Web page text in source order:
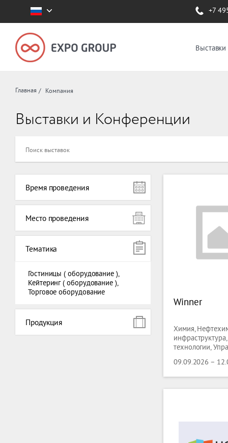
+7
Главная Компания
Выставки и Конференции
Время проведения
Место проведения
Тематика
Гостиницы ( оборудование ),
Кейтеринг ( оборудование ),
Торговое оборудование
Продукция
Winner
Химия,
технологии,
индустрия,
Лабораторные
09.09.2026 –